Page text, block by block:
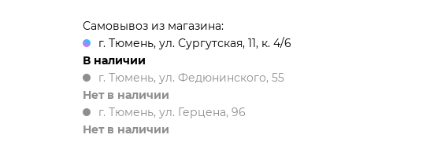
Самовывоз из магазина:
г. Тюмень, ул. Сургутская, 11, к. 4/6
В наличии
г. Тюмень, ул. Федюнинского, 55
Нет в наличии
г. Тюмень, ул. Герцена, 96
Нет в наличии